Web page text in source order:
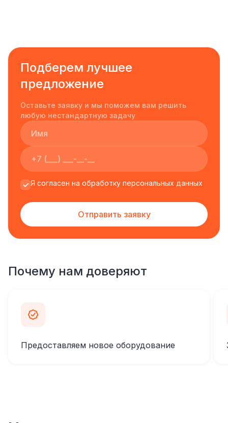
Подберем лучшее
предложение
Оставьте заявку и мы поможем вам решить
любую нестандартную задачу
Я согласен на обработку персональных данных
Отправить заявку
Почему нам доверяют
Предоставляем новое оборудование